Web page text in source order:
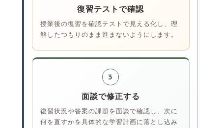
復習テストで確認
授業後の復習を確認テストで見える化し、理
解したつもりのまま進まないようにします。
3
面談で修正する
復習状況や答案の課題を面談で確認し、次に
何を直すかを具体的な学習計画に落とし込み